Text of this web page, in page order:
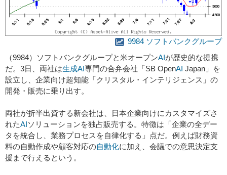
9984 ソフトバンクグループ
（9984）ソフトバンクグループと米オープンAIが歴史的な提携
だ。3日、両社は生成AI専門の合弁会社「SB OpenAI Japan」を
設立し、企業向け超知能「クリスタル・インテリジェンス」の
開発・販売に乗り出す。
両社が折半出資する新会社は、日本企業向けにカスタマイズさ
れたAIソリューションを独占販売する。特徴は「企業の全デー
タを統合し、業務プロセスを自律化する」点だ。例えば財務資
料の自動作成や顧客対応の自動化に加え、会議での意思決定支
援まで行えるという。